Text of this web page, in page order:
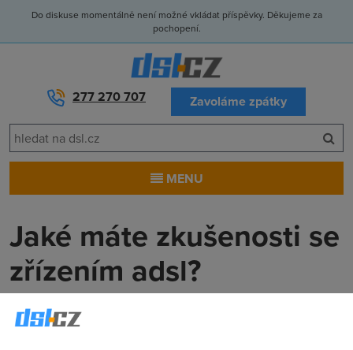
Do diskuse momentálně není možné vkládat příspěvky. Děkujeme za
pochopení.
277 270 707 Zavoláme zpátky
MENU
Jaké máte zkušenosti se
zřízením adsl?
KaRlOsS(27.2.2006 20:34:42)